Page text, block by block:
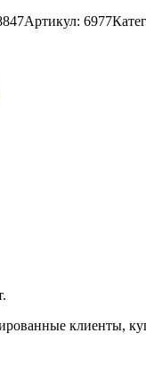
Артикул: 6977
клиенты,